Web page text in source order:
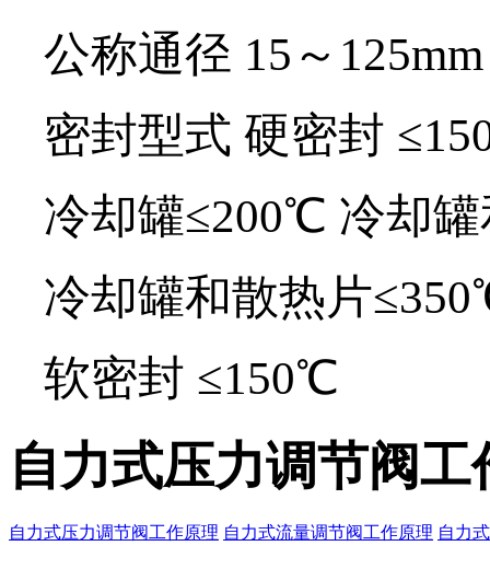
公称通径 15～
密封型式 硬密封
冷却罐≤200℃ 冷却
冷却罐和散热片
软密封 ≤150℃
自力式压力调节阀工
自力式压力调节阀工作原理 自力式流量调节阀工作原理 自力